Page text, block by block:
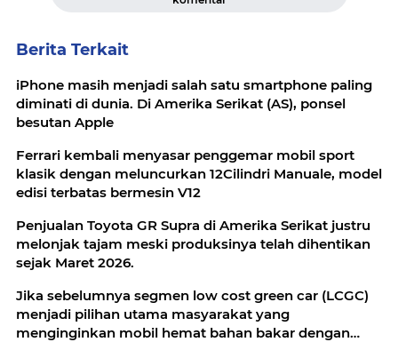
Berita Terkait
iPhone masih menjadi salah satu smartphone paling
diminati di dunia. Di Amerika Serikat (AS), ponsel
besutan Apple
Ferrari kembali menyasar penggemar mobil sport
klasik dengan meluncurkan 12Cilindri Manuale, model
edisi terbatas bermesin V12
Penjualan Toyota GR Supra di Amerika Serikat justru
melonjak tajam meski produksinya telah dihentikan
sejak Maret 2026.
Jika sebelumnya segmen low cost green car (LCGC)
menjadi pilihan utama masyarakat yang
menginginkan mobil hemat bahan bakar dengan